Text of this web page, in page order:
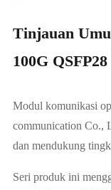
Tinjauan
100G QSFP28
Modul komunikasi
communication Co.,
dan mendukung
Seri produk ini